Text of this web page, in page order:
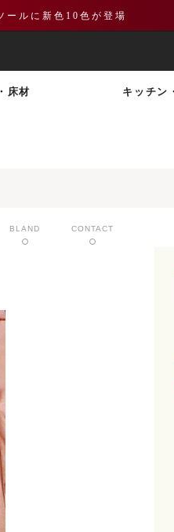
遅延のお知らせ
床材 キッチン
BLAND CONTACT